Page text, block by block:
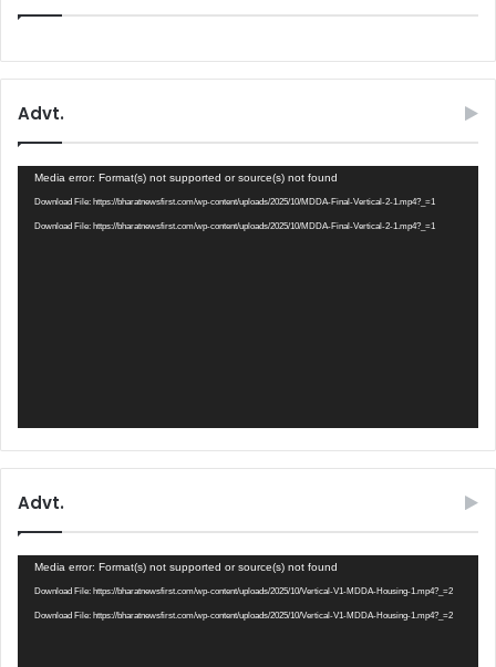
Advt.
Video
Player
Media error: Format(s) not supported or source(s) not found
Download File: https://bharatnewsfirst.com/wp-content/uploads/2025/10/MDDA-Final-Vertical-2-1.mp4?_=1
Download File: https://bharatnewsfirst.com/wp-content/uploads/2025/10/MDDA-Final-Vertical-2-1.mp4?_=1
Advt.
Video
Player
Media error: Format(s) not supported or source(s) not found
Download File: https://bharatnewsfirst.com/wp-content/uploads/2025/10/Vertical-V1-MDDA-Housing-1.mp4?_=2
Download File: https://bharatnewsfirst.com/wp-content/uploads/2025/10/Vertical-V1-MDDA-Housing-1.mp4?_=2